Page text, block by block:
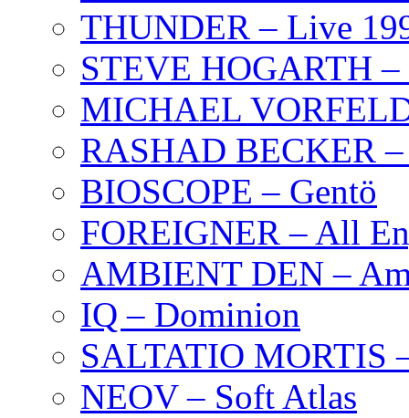
THUNDER – Live
STEVE HOGARTH –
MICHAEL
RASHAD BECKER
BIOSCOPE – Gentö
FOREIGNER – All
AMBIENT DEN –
IQ – Dominion
SALTATIO MORTIS
NEOV – Soft Atlas